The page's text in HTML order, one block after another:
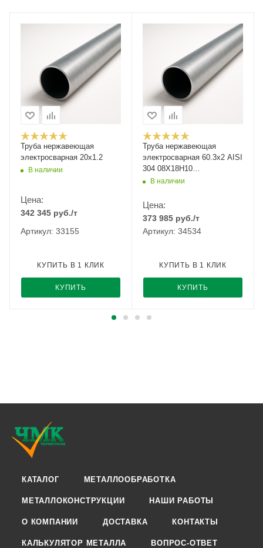
Труба нержавеющая
электросварная 20х1.2
В наличии
Цена:
342 345 руб./т
Артикул: 33155
КУПИТЬ
КУПИТЬ В 1 КЛИК
Труба нержавеющая
электросварная 60.3х2 AISI
304 08Х18Н10
шлифованная
В наличии
Цена:
373 985 руб./т
Артикул: 34534
КУПИТЬ
КУПИТЬ В 1 КЛИК
КАТАЛОГ МЕТАЛЛООБРАБОТКА
МЕТАЛЛОКОНСТРУКЦИИ НАШИ РАБОТЫ
О КОМПАНИИ ДОСТАВКА КОНТАКТЫ
КАЛЬКУЛЯТОР МЕТАЛЛА ВОПРОС-ОТВЕТ